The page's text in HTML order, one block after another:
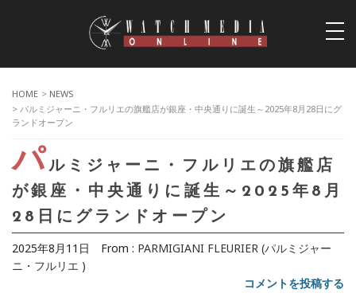
HOME > NEWS
> パルミジャーニ・フルリエの旗艦店が銀座・中央通りに誕生～2025年8月28日にグ
ランドオープン
パルミジャーニ・フルリエの旗艦店
が銀座・中央通りに誕生～2025年8月
28日にグランドオープン
2025年8月11日 From : PARMIGIANI FLEURIER (パルミジャー
ニ・フルリエ )
コメントを投稿する